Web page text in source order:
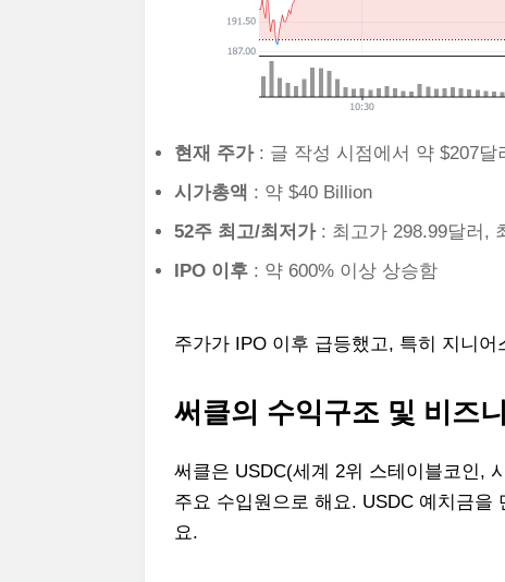
현재 주가: 글 작성 시점에서 약 $207달
시가총액 : 약 $40 Billion
52주 최고/최저가: 최고가 298.99달러,
IPO 이후 : 약 600% 이상 상승함
주가가 IPO 이후 급등했고, 특히 지니
써클의 수익구조 및 비즈
써클은 USDC(세계 2위 스테이블코인,
주요 수입원으로 해요. USDC 예치금을
요.